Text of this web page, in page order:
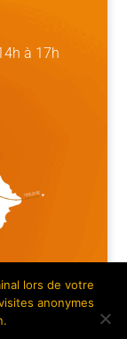
à 17h
du site
lors de votre
anonymes